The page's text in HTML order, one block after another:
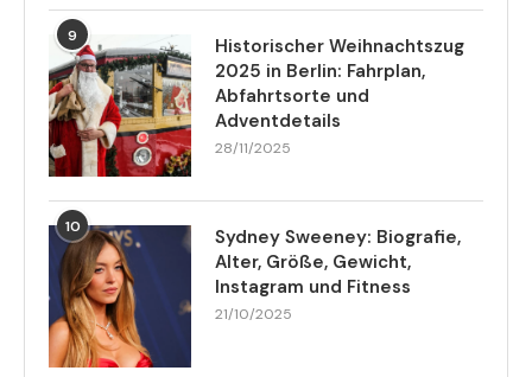
9
Historischer Weihnachtszug
2025 in Berlin: Fahrplan,
Abfahrtsorte und
Adventdetails
28/11/2025
10
Sydney Sweeney: Biografie,
Alter, Größe, Gewicht,
Instagram und Fitness
21/10/2025